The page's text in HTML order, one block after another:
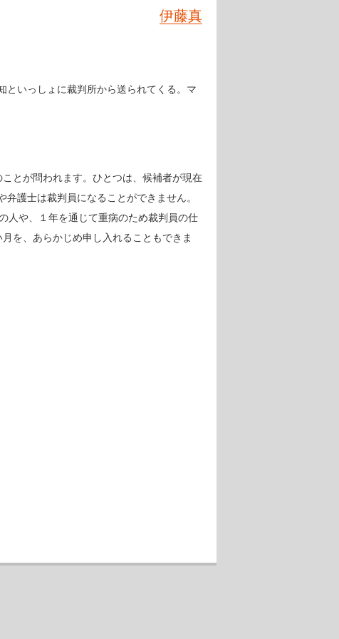
伊藤真
といっしょに裁判所から送られてくる。マ
とが問われます。ひとつは、候補者が現在
護士は裁判員になることができません。
人や、１年を通じて重病のため裁判員の仕
を、あらかじめ申し入れることもできま